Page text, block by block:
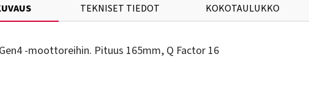
TEKNISET TIEDOT KOKOTAULUKKO
-moottoreihin. Pituus 165mm, Q Factor 16